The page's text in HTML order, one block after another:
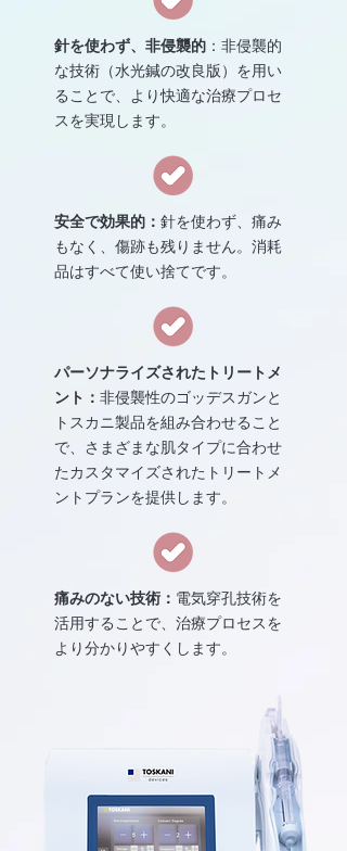
針を使わず、非侵襲的 ：非侵襲的
な技術（水光鍼の改良版）を用い
ることで、より快適な治療プロセ
スを実現します。
安全で効果的： 針を使わず、痛み
もなく、傷跡も残りません。消耗
品はすべて使い捨てです。
パーソナライズされたトリートメ
ント： 非侵襲性のゴッデスガンと
トスカニ製品を組み合わせること
で、さまざまな肌タイプに合わせ
たカスタマイズされたトリートメ
ントプランを提供します。
痛みのない技術： 電気穿孔技術を
活用することで、治療プロセスを
より分かりやすくします。